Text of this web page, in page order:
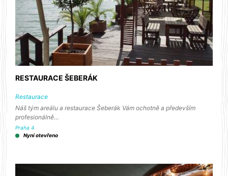
RESTAURACE ŠEBERÁK
Restaurace
Náš tým areálu a restaurace Šeberák Vám ochotně a především
profesionálně…
Praha 4
Nyní otevřeno